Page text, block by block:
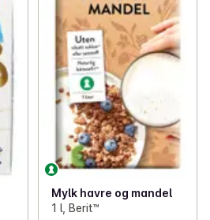
Mylk havre og mandel
1 l, Berit™